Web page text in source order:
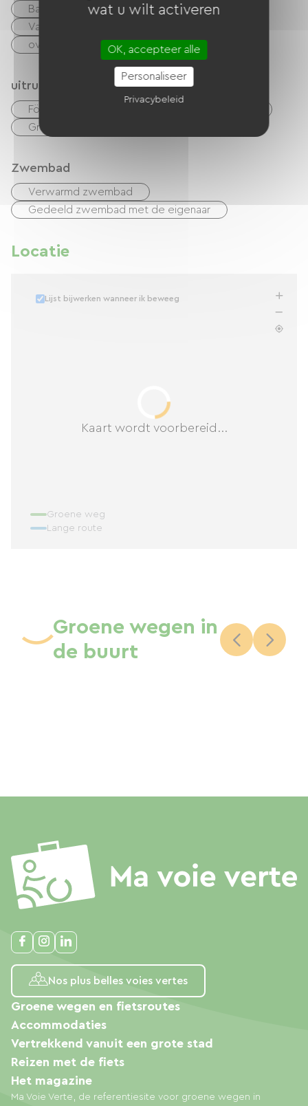
Bankkaart checks
Geld
Vakantiebonnen (ANCV)
overdracht
uitrusting
Föhn
Gratis Wifi
Zwembad
Verwarmd zwembad
Gedeeld zwembad met de eigenaar
Locatie
Kaart wordt voorbereid...
Lijst bijwerken wanneer ik beweeg
Groene weg
Lange route
Groene wegen in
de buurt
Nos plus belles voies vertes
Ma Voie Verte, de referentiesite voor groene wegen in
Groene wegen en fietsroutes
Accommodaties
Vertrekkend vanuit een grote stad
Reizen met de fiets
Het magazine
wat u wilt activeren
OK, accepteer alle
Personaliseer
Privacybeleid